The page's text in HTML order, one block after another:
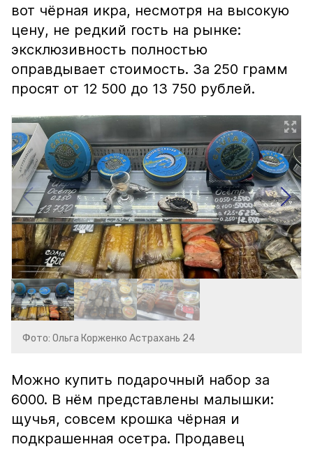
вот чёрная икра, несмотря на высокую
цену, не редкий гость на рынке:
эксклюзивность полностью
оправдывает стоимость. За 250 грамм
просят от 12 500 до 13 750 рублей.
Фото: Ольга Корженко Астрахань 24
Можно купить подарочный набор за
6000. В нём представлены малышки:
щучья, совсем крошка чёрная и
подкрашенная осетра. Продавец